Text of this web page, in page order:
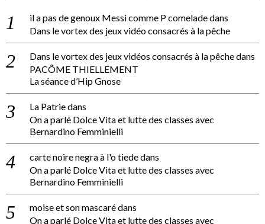
il a pas de genoux Messi comme P comeladedans
Dans le vortex des jeux vidéo consacrés à la pêche
Dans le vortex des jeux vidéos consacrés à la pêchedans
PACÔME THIELLEMENT
La séance d’Hip Gnose
La Patriedans
On a parlé Dolce Vita et lutte des classes avec
Bernardino Femminielli
carte noire negra à l'o tiededans
On a parlé Dolce Vita et lutte des classes avec
Bernardino Femminielli
moise et son mascarédans
On a parlé Dolce Vita et lutte des classes avec